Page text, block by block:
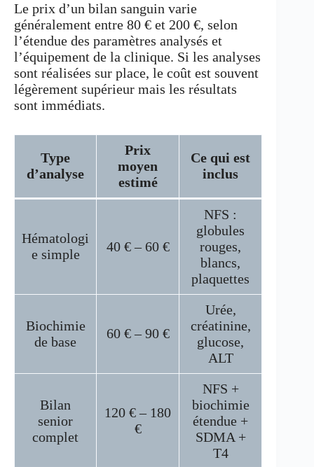
Le prix d’un bilan sanguin varie
généralement entre 80 € et 200 €, selon
l’étendue des paramètres analysés et
l’équipement de la clinique. Si les analyses
sont réalisées sur place, le coût est souvent
légèrement supérieur mais les résultats
sont immédiats.
Type
d’analyse
Prix
moyen
estimé
Ce qui est
inclus
Hématologi
e simple
40 € – 60 €
NFS :
globules
rouges,
blancs,
plaquettes
Biochimie
de base
60 € – 90 €
Urée,
créatinine,
glucose,
ALT
Bilan
senior
complet
120 € – 180
€
NFS +
biochimie
étendue +
SDMA +
T4